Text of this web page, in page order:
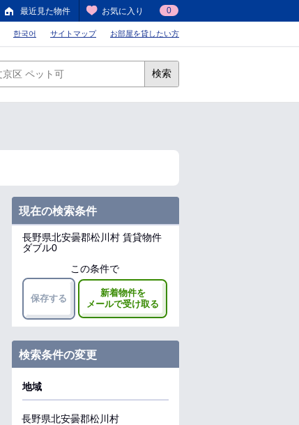
最近見た物件 お気に入り 0
한국어 サイトマップ お部屋を貸したい方
検索
現在の検索条件
長野県北安曇郡松川村 賃貸物件
ダブル0
この条件で
保存する
新着物件を
メールで受け取る
検索条件の変更
地域
長野県北安曇郡松川村